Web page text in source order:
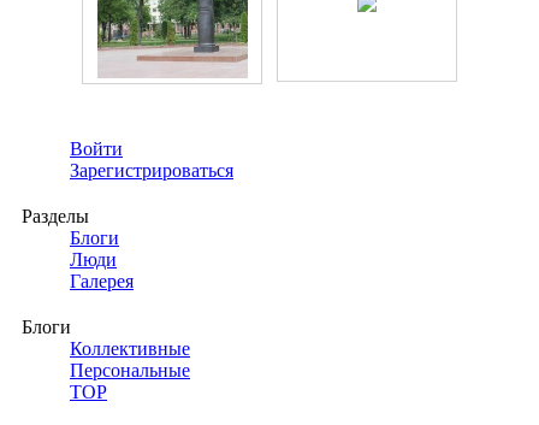
Войти
Зарегистрироваться
Разделы
Блоги
Люди
Галерея
Блоги
Коллективные
Персональные
TOP